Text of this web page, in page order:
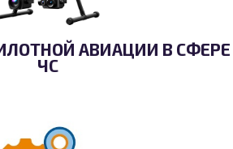
АВИАЦИИ В СФЕРЕ
ЧС